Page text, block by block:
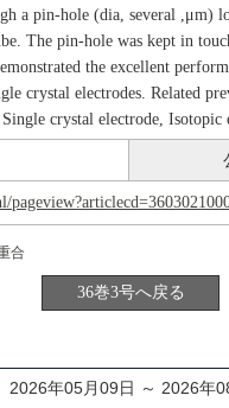
a pin-hole (dia, several ,μm)
The pin-hole was kept in
the excellent
crystal electrodes. Related
crystal electrode, Isotopic
合
36巻3号へ戻る
2026年05月09日 ～ 2026年